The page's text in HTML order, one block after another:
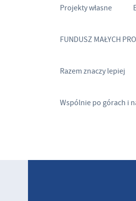
Projekty własne
FUNDUSZ MAŁYCH
Razem znaczy lepiej
Wspólnie po górach i